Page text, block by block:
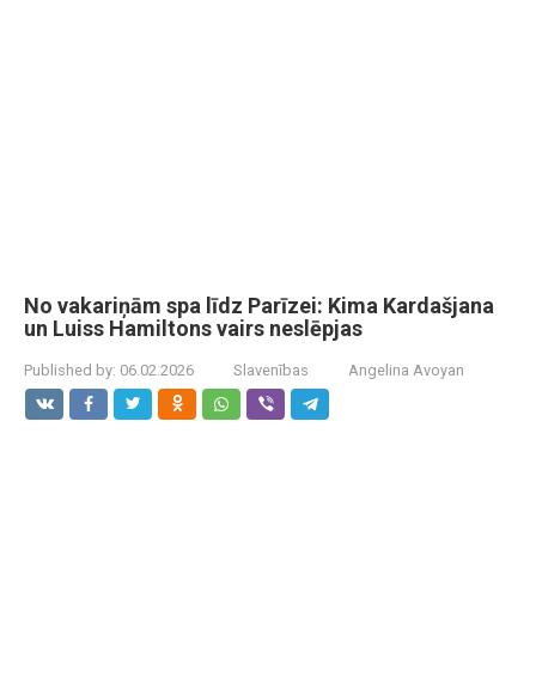
No vakariņām spa līdz Parīzei: Kima Kardašjana
un Luiss Hamiltons vairs neslēpjas
Published by: 06.02.2026 Slavenības Angelina Avoyan